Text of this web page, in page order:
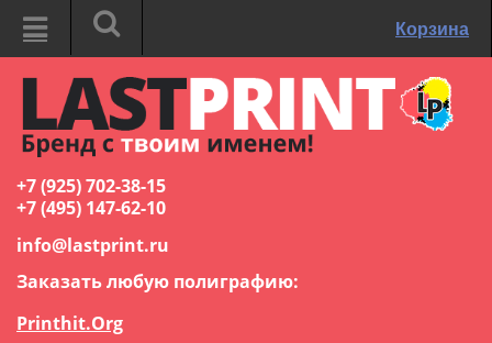
Корзина
+7 (925) 702-38-15
+7 (495) 147-62-10
info@lastprint.ru
Заказать любую полиграфию:
Printhit.Org